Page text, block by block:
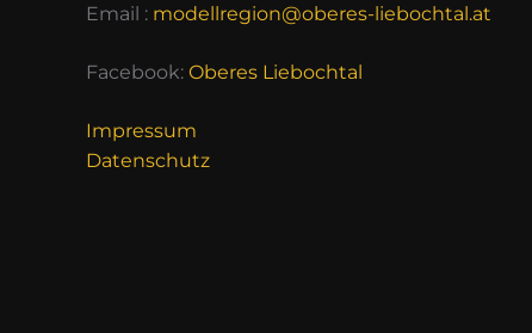
Email : modellregion@oberes-liebochtal.at
Facebook: Oberes Liebochtal
Impressum
Datenschutz